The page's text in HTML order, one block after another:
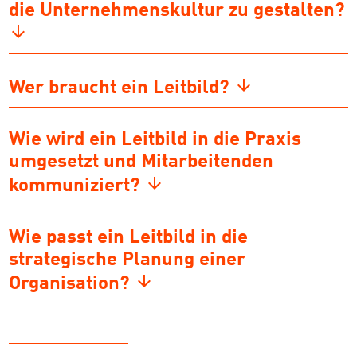
die Unternehmenskultur zu gestalten?
Wer braucht ein Leitbild?
Wie wird ein Leitbild in die Praxis
umgesetzt und Mitarbeitenden
kommuniziert?
Wie passt ein Leitbild in die
strategische Planung einer
Organisation?